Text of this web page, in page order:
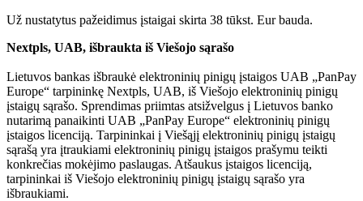
Už nustatytus pažeidimus įstaigai skirta 38 tūkst. Eur bauda.
Nextpls, UAB, išbraukta iš Viešojo sąrašo
Lietuvos bankas išbraukė elektroninių pinigų įstaigos UAB „PanPay
Europe“ tarpininkę Nextpls, UAB, iš Viešojo elektroninių pinigų
įstaigų sąrašo. Sprendimas priimtas atsižvelgus į Lietuvos banko
nutarimą panaikinti UAB „PanPay Europe“ elektroninių pinigų
įstaigos licenciją. Tarpininkai į Viešąjį elektroninių pinigų įstaigų
sąrašą yra įtraukiami elektroninių pinigų įstaigos prašymu teikti
konkrečias mokėjimo paslaugas. Atšaukus įstaigos licenciją,
tarpininkai iš Viešojo elektroninių pinigų įstaigų sąrašo yra
išbraukiami.